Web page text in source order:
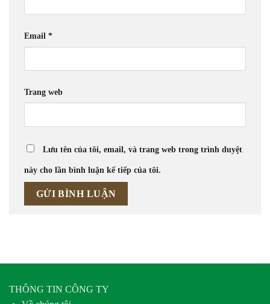
Email *
Trang web
Lưu tên của tôi, email, và trang web trong trình duyệt
này cho lần bình luận kế tiếp của tôi.
THÔNG TIN CÔNG TY